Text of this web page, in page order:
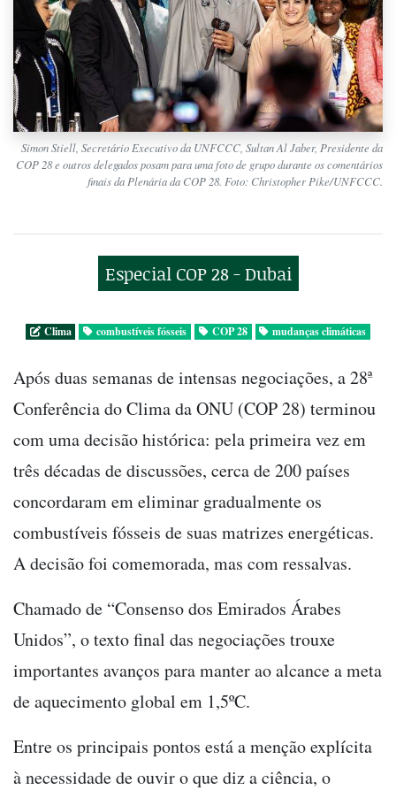
Simon Stiell, Secretário Executivo da UNFCCC, Sultan Al Jaber, Presidente da
COP 28 e outros delegados posam para uma foto de grupo durante os comentários
finais da Plenária da COP 28. Foto: Christopher Pike/UNFCCC.
Especial COP 28 - Dubai
Clima combustíveis fósseis COP 28 mudanças climáticas
Após duas semanas de intensas negociações, a 28ª
Conferência do Clima da ONU (COP 28) terminou
com uma decisão histórica: pela primeira vez em
três décadas de discussões, cerca de 200 países
concordaram em eliminar gradualmente os
combustíveis fósseis de suas matrizes energéticas.
A decisão foi comemorada, mas com ressalvas.
Chamado de “Consenso dos Emirados Árabes
Unidos”, o texto final das negociações trouxe
importantes avanços para manter ao alcance a meta
de aquecimento global em 1,5ºC.
Entre os principais pontos está a menção explícita
à necessidade de ouvir o que diz a ciência, o